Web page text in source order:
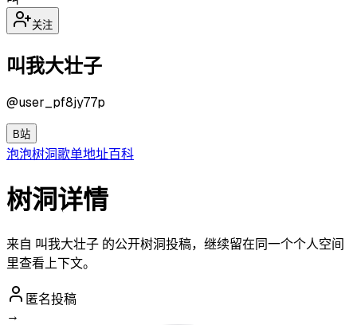
关注
叫我大壮子
@user_pf8jy77p
B站
泡泡树洞歌单地址百科
树洞详情
来自 叫我大壮子 的公开树洞投稿，继续留在同一个个人空间
里查看上下文。
匿名投稿
→